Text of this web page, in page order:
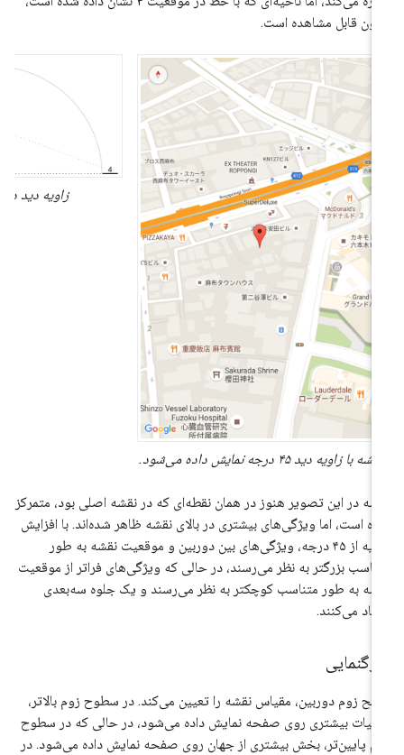
قابل مشاهده است.
نقشه با زاویه دید ۴۵ درجه نمایش داده می‌شود.
زاویه دید دوربین ۴۵ درجه.
در این تصویر هنوز در همان نقطه‌ای که در نقشه اصلی بود، متمرکز
است، اما ویژگی‌های بیشتری در بالای نقشه ظاهر شده‌اند. با افزایش
زاویه از ۴۵ درجه، ویژگی‌های بین دوربین و موقعیت نقشه به طور
بزرگتر به نظر می‌رسند، در حالی که ویژگی‌های فراتر از موقعیت
به طور متناسب کوچکتر به نظر می‌رسند و یک جلوه سه‌بعدی
می‌کنند.
زوم دوربین، مقیاس نقشه را تعیین می‌کند. در سطوح زوم بالاتر،
بیشتری روی صفحه نمایش داده می‌شود، در حالی که در سطوح
پایین‌تر، بخش بیشتری از جهان روی صفحه نمایش داده می‌شود. در